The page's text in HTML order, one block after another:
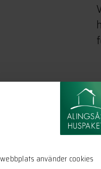
använder cookies